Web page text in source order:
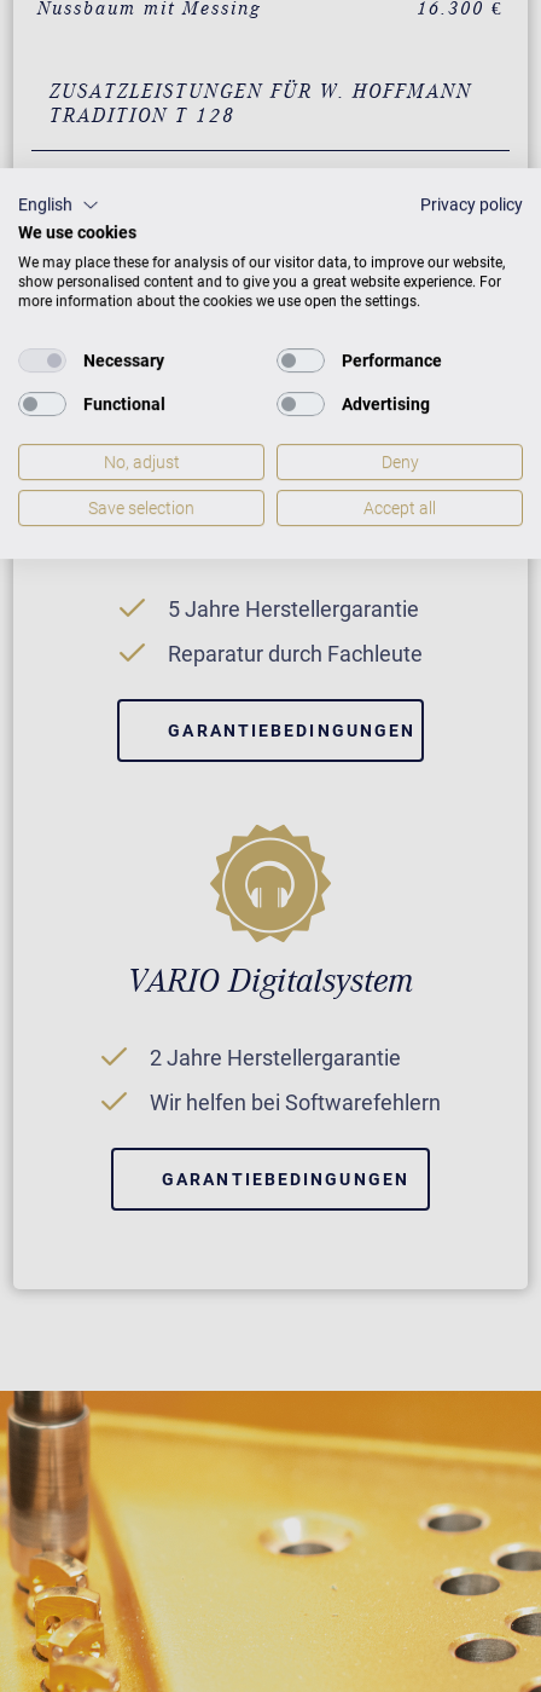
Nussbaum mit Messing 16.300 €
ZUSATZLEISTUNGEN FÜR W. HOFFMANN
TRADITION T 128
PREISLISTE HERUNTERLADEN
Neuinstrument
5 Jahre Herstellergarantie
Reparatur durch Fachleute
GARANTIEBEDINGUNGEN
VARIO Digitalsystem
2 Jahre Herstellergarantie
Wir helfen bei Softwarefehlern
GARANTIEBEDINGUNGEN
English
Privacy policy
We use cookies
We may place these for analysis of our visitor data, to improve our website,
show personalised content and to give you a great website experience. For
more information about the cookies we use open the settings.
Necessary Performance
Functional Advertising
No, adjust Deny
Save selection Accept all